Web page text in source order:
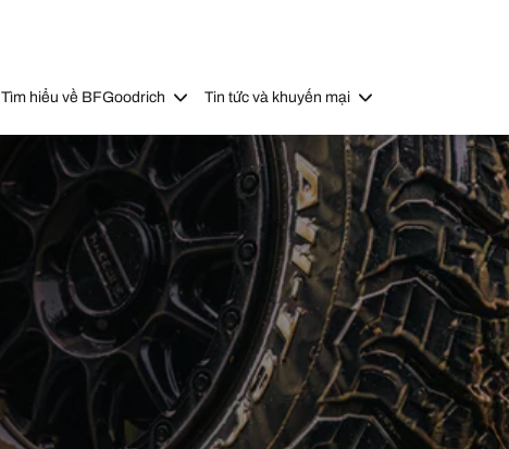
Tìm hiểu về BFGoodrich Tin tức và khuyến mại